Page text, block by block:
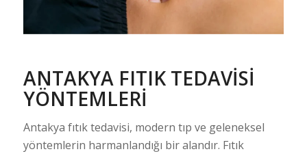
ANTAKYA FITIK TEDAVISI
YÖNTEMLERI
Antakya fıtık tedavisi, modern tıp ve geleneksel
yöntemlerin harmanlandığı bir alandır. Fıtık